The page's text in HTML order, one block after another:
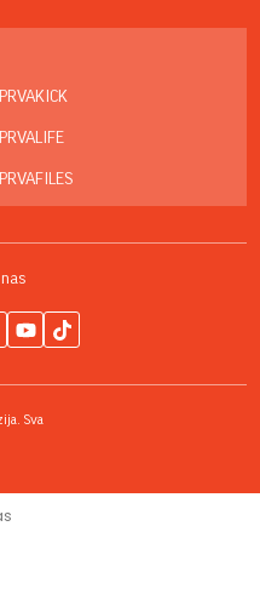
PRVAKICK
PRVALIFE
PRVAFILES
Sva